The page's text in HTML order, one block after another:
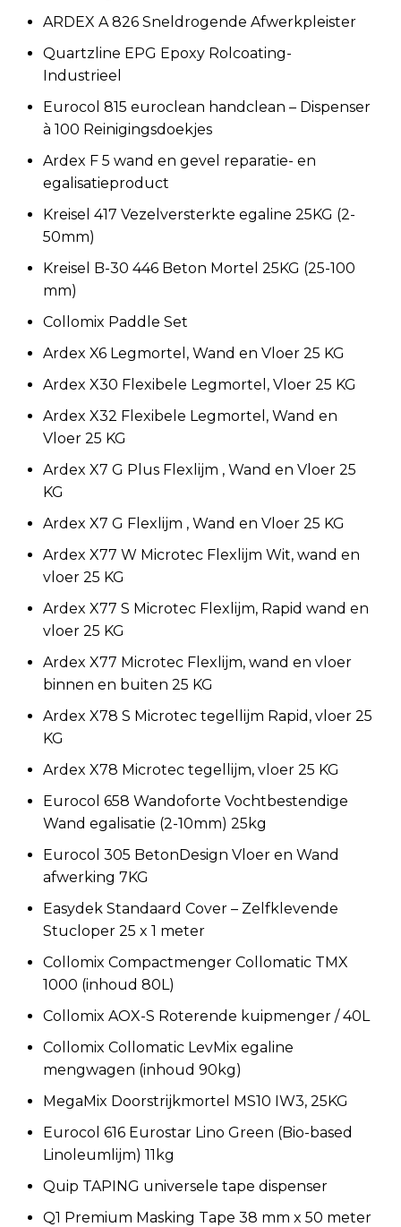
ARDEX A 826 Sneldrogende Afwerkpleister
Quartzline EPG Epoxy Rolcoating-
Industrieel
Eurocol 815 euroclean handclean – Dispenser
à 100 Reinigingsdoekjes
Ardex F 5 wand en gevel reparatie- en
egalisatieproduct
Kreisel 417 Vezelversterkte egaline 25KG (2-
50mm)
Kreisel B-30 446 Beton Mortel 25KG (25-100
mm)
Collomix Paddle Set
Ardex X6 Legmortel, Wand en Vloer 25 KG
Ardex X30 Flexibele Legmortel, Vloer 25 KG
Ardex X32 Flexibele Legmortel, Wand en
Vloer 25 KG
Ardex X7 G Plus Flexlijm , Wand en Vloer 25
KG
Ardex X7 G Flexlijm , Wand en Vloer 25 KG
Ardex X77 W Microtec Flexlijm Wit, wand en
vloer 25 KG
Ardex X77 S Microtec Flexlijm, Rapid wand en
vloer 25 KG
Ardex X77 Microtec Flexlijm, wand en vloer
binnen en buiten 25 KG
Ardex X78 S Microtec tegellijm Rapid, vloer 25
KG
Ardex X78 Microtec tegellijm, vloer 25 KG
Eurocol 658 Wandoforte Vochtbestendige
Wand egalisatie (2-10mm) 25kg
Eurocol 305 BetonDesign Vloer en Wand
afwerking 7KG
Easydek Standaard Cover – Zelfklevende
Stucloper 25 x 1 meter
Collomix Compactmenger Collomatic TMX
1000 (inhoud 80L)
Collomix AOX-S Roterende kuipmenger / 40L
Collomix Collomatic LevMix egaline
mengwagen (inhoud 90kg)
MegaMix Doorstrijkmortel MS10 IW3, 25KG
Eurocol 616 Eurostar Lino Green (Bio-based
Linoleumlijm) 11kg
Quip TAPING universele tape dispenser
Q1 Premium Masking Tape 38 mm x 50 meter